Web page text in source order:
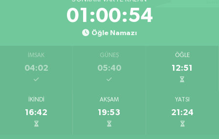
01:00:54
Öğle Namazı
İMSAK
04:02
GÜNEŞ
05:40
ÖĞLE
12:51
İKINDI
16:42
AKŞAM
19:53
YATSI
21:24